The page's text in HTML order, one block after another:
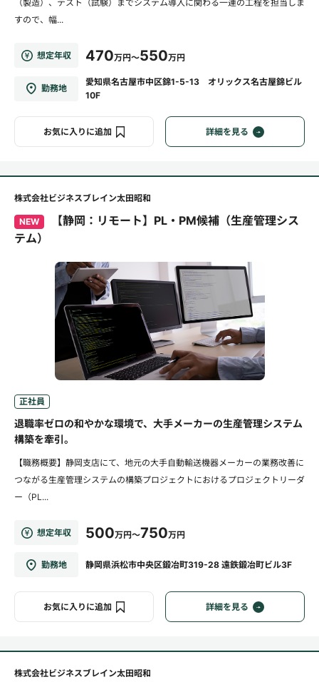
（製造）、テスト（試験）までシステム導入に関わる一連の工程を担当しま
すので、幅...
想定年収 470万円～550万円
勤務地
愛知県名古屋市中区錦1-5-13 オリックス名古屋錦ビル
10F
お気に入りに追加 詳細を見る
株式会社ビジネスブレイン太田昭和
NEW
【静岡：リモート】PL・PM候補（生産管理シス
テム）
正社員
退職率ゼロの和やかな環境で、大手メーカーの生産管理システム
構築を牽引。
【職務概要】静岡支店にて、地元の大手自動輸送機器メーカーの業務改善に
つながる生産管理システムの構築プロジェクトにおけるプロジェクトリーダ
ー（PL...
想定年収 500万円～750万円
勤務地 静岡県浜松市中央区鍛冶町319-28 遠鉄鍛冶町ビル3F
お気に入りに追加 詳細を見る
株式会社ビジネスブレイン太田昭和